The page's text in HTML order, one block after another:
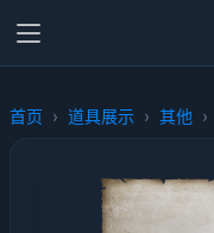
首页 道具展示 其他